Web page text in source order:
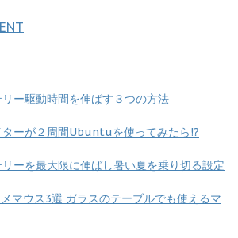
ー駆動時間を伸ばす３つの方法
ーが２周間Ubuntuを使ってみたら!?
ーを最大限に伸ばし暑い夏を乗り切る設定
マウス3選 ガラスのテーブルでも使えるマ